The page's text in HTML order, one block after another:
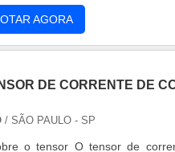
AGORA
DE CORRENTE DE
/ SÃO PAULO - SP
o tensor O tensor de